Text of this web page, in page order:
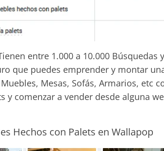
entre 1.000 a 10.000 Búsquedas
que puedes emprender y montar
Mesas, Sofás, Armarios, etc
y comenzar a vender desde alguna
Hechos con Palets en Wallapop